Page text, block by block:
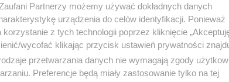
goniec.pl, którego dziennikarz nagrał
Partnerzy możemy używać dokładnych danych
urządzenia do celów identyfikacji. Ponieważ
z tych technologii poprzez kliknięcie
wycofać klikając przycisk ustawień prywatności
przetwarzania danych nie wymagają zgody
Preferencje będą miały zastosowanie tylko na tej